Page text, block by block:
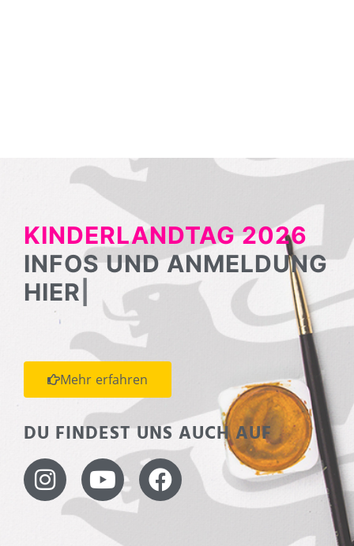
KINDERLANDTAG 2026
INFOS UND ANMELDUNG
HIER
Mehr erfahren
DU FINDEST UNS AUCH AUF